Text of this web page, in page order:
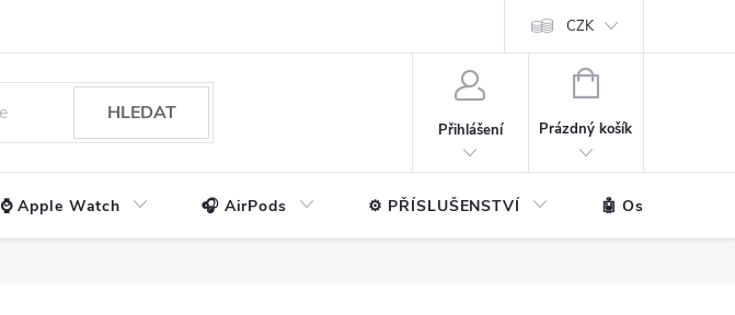
CZK
HLEDAT
Přihlášení
NÁKUPNÍ
Prázdný košík
⌚ Apple Watch 🎧 AirPods ⚙️ PŘÍSLUŠENSTVÍ 🤖 Ostatní